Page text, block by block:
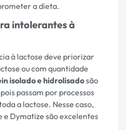
a dieta.
intolerantes à
à lactose deve priorizar
ou com quantidade
isolado e hidrolisadosão
passam por processos
a lactose. Nesse caso,
e Dymatize são excelentes